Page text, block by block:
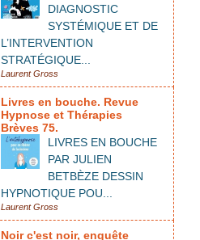
DIAGNOSTIC
SYSTÉMIQUE ET DE
L’INTERVENTION
STRATÉGIQUE...
Laurent Gross
Livres en bouche. Revue
Hypnose et Thérapies
Brèves 75.
LIVRES EN BOUCHE
PAR JULIEN
BETBÈZE DESSIN
HYPNOTIQUE POU...
Laurent Gross
Noir c'est noir, enquête